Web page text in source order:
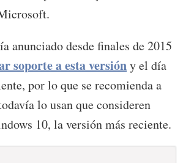
anunciado desde finales de 2015
soporte a esta versióny el día
por lo que se recomienda a
lo usan que consideren
10, la versión más reciente.